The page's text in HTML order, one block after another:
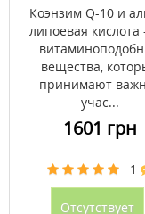
Коэнзим Q-10 и
липоевая кислота
вещества,
принимают
учас...
1601 грн
1
Отсутствует